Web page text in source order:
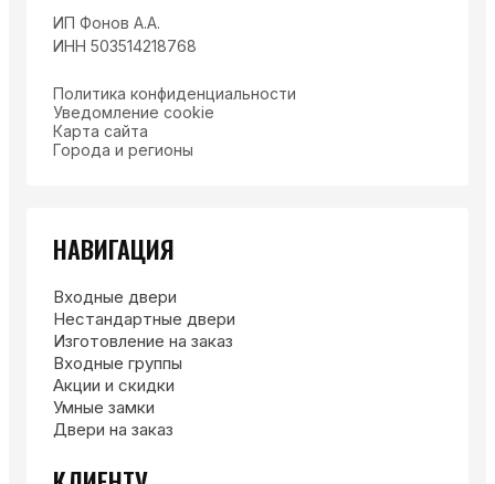
ИП Фонов А.А.
ИНН 503514218768
Политика конфиденциальности
Уведомление cookie
Карта сайта
Города и регионы
НАВИГАЦИЯ
Входные двери
Нестандартные двери
Изготовление на заказ
Входные группы
Акции и скидки
Умные замки
Двери на заказ